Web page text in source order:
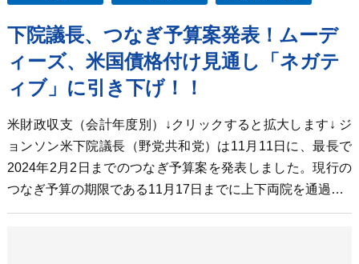
下院議長、つなぎ予算案発表！ムーデ
ィーズ、米国債格付け見通し「ネガテ
ィブ」に引き下げ！！
米財政収支（会計年度別）↓クリックすると拡大します↓ ジ
ョンソン米下院議長（野党共和党）は11月11日に、最長で
2024年2月2日までのつなぎ予算案を発表しました。現行の
つなぎ予算の期限である11月17日までに上下両院を通過…